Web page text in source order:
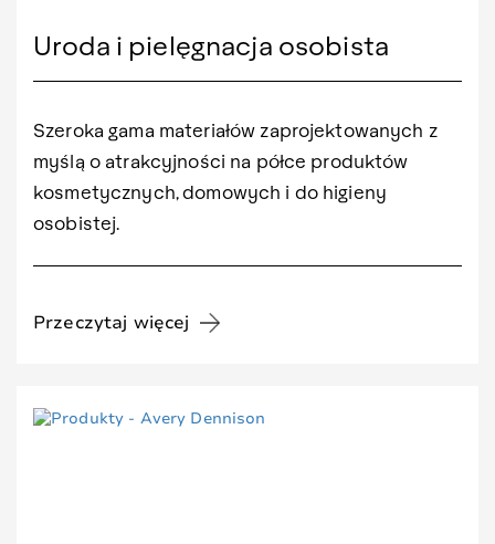
Uroda i pielęgnacja osobista
Szeroka gama materiałów zaprojektowanych z
myślą o atrakcyjności na półce produktów
kosmetycznych, domowych i do higieny
osobistej.
Przeczytaj więcej